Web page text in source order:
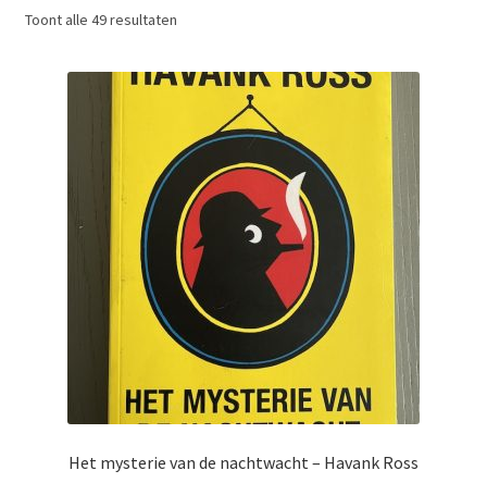
Toont alle 49 resultatenGesorteerd
Het mysterie van de nachtwacht – Havank Ross